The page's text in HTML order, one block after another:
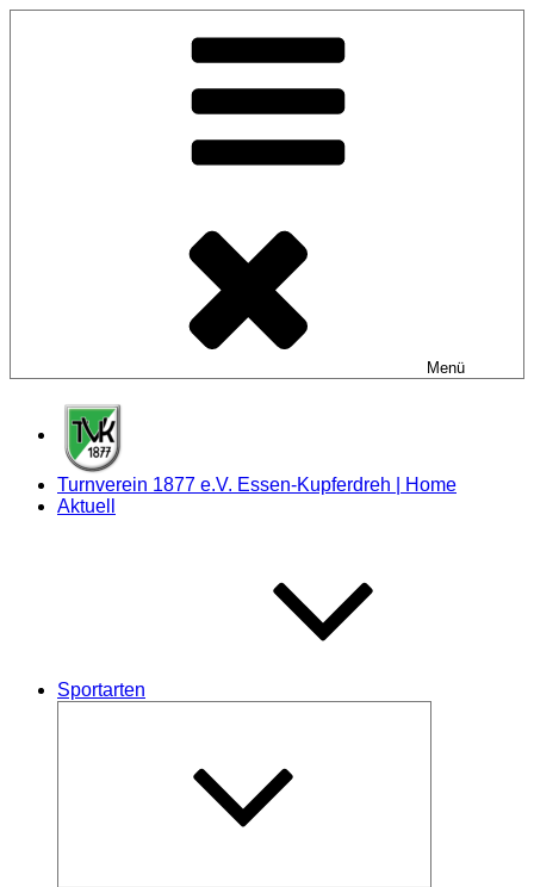
Menü
Turnverein 1877 e.V. Essen-Kupferdreh | Home
Aktuell
Sportarten